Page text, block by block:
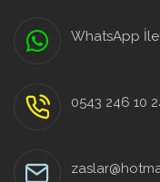
WhatsApp
0543 246 10